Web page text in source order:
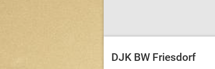
DJK BW Friesdorf